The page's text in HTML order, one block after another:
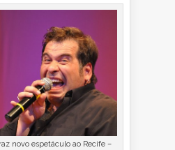
novo espetáculo ao Recife –